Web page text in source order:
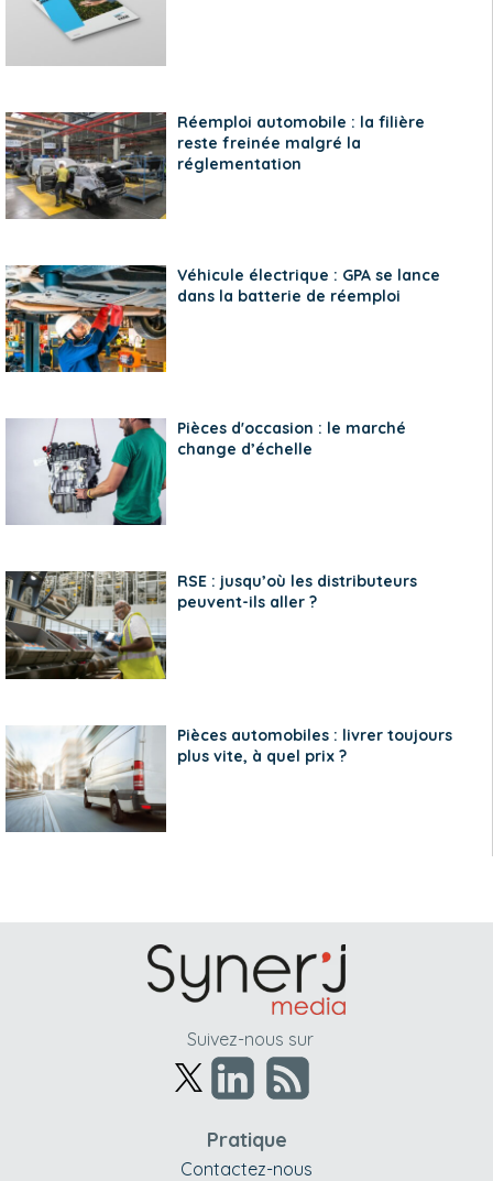
Réemploi automobile : la filière
reste freinée malgré la
réglementation
Véhicule électrique : GPA se lance
dans la batterie de réemploi
Pièces d'occasion : le marché
change d’échelle
RSE : jusqu’où les distributeurs
peuvent-ils aller ?
Pièces automobiles : livrer toujours
plus vite, à quel prix ?
Suivez-nous sur
Pratique
Contactez-nous